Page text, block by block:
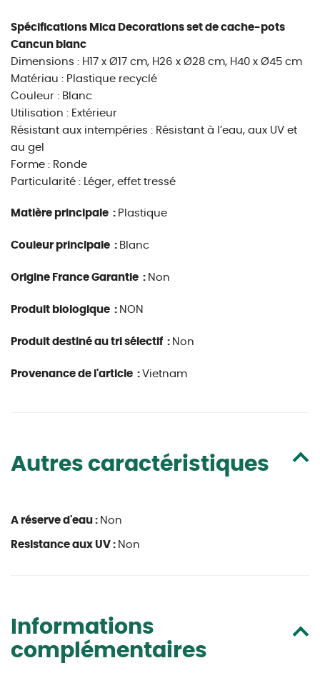
Spécifications Mica Decorations set de cache-pots
Cancun blanc
Dimensions : H17 x Ø17 cm, H26 x Ø28 cm, H40 x Ø45 cm
Matériau : Plastique recyclé
Couleur : Blanc
Utilisation : Extérieur
Résistant aux intempéries : Résistant à l’eau, aux UV et
au gel
Forme : Ronde
Particularité : Léger, effet tressé
Matière principale : Plastique
Couleur principale : Blanc
Origine France Garantie : Non
Produit biologique : NON
Produit destiné au tri sélectif : Non
Provenance de l'article : Vietnam
Autres caractéristiques
A réserve d'eau : Non
Resistance aux UV : Non
Informations
complémentaires